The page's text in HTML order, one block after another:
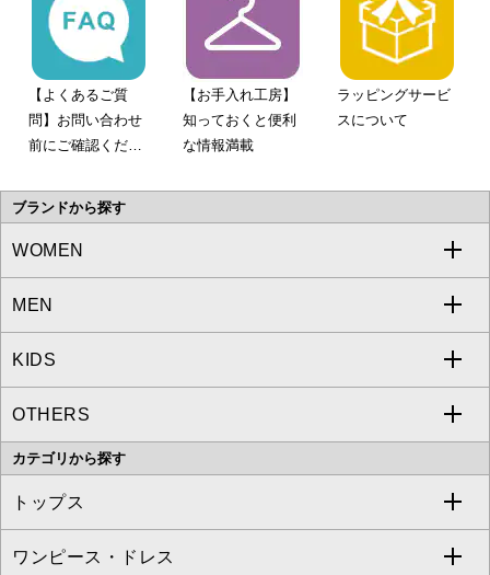
【よくあるご質
問】お問い合わせ
前にご確認くださ
【お手入れ工房】
知っておくと便利
な情報満載
ラッピングサービ
スについて
ブランドから探す
WOMEN
a.v.v
MICHEL KLEIN
MK MICHEL KLEIN
OFUON le MK
MEN
a.v.v
MICHEL KLEIN HOMME
MK MICHEL KLEIN HOMME
KIDS
a.v.v
OTHERS
MK MICHEL KLEIN BAG
カテゴリから探す
トップス
すべてのトップス
ワンピース・ドレス